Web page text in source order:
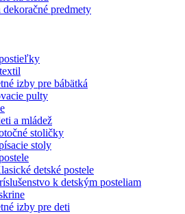
dekoračné predmety
izby pre bábätká
pulty
a mládež
stoličky
stoly
detské postele
k detským posteliam
izby pre deti